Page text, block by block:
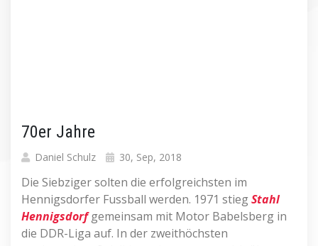
70er Jahre
Daniel Schulz 30, Sep, 2018
Die Siebziger solten die erfolgreichsten im
Hennigsdorfer Fussball werden. 1971 stiegStahl
Hennigsdorfgemeinsam mit Motor Babelsberg in
die DDR-Liga auf. In der zweithöchsten